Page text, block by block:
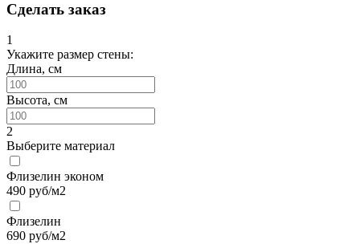
Сделать заказ
1
Укажите размер стены:
Длина, см
Высота, см
2
Выберите материал
Флизелин эконом
490 руб/м2
Флизелин
690 руб/м2